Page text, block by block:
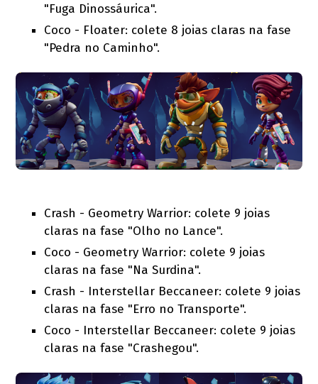
"Fuga Dinossáurica".
Coco - Floater: colete 8 joias claras na fase
"Pedra no Caminho".
Crash - Geometry Warrior: colete 9 joias
claras na fase "Olho no Lance".
Coco - Geometry Warrior: colete 9 joias
claras na fase "Na Surdina".
Crash - Interstellar Beccaneer: colete 9 joias
claras na fase "Erro no Transporte".
Coco - Interstellar Beccaneer: colete 9 joias
claras na fase "Crashegou".